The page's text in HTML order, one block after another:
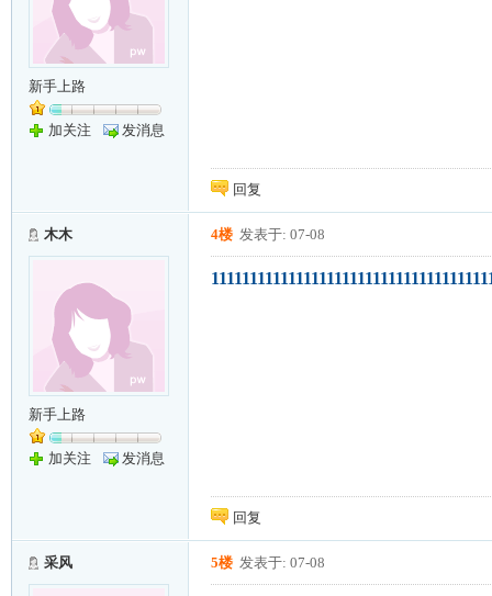
新手上路
加关注 发消息
回复
木木
新手上路
加关注 发消息
4楼 发表于: 07-08
回复
采风 5楼 发表于: 07-08